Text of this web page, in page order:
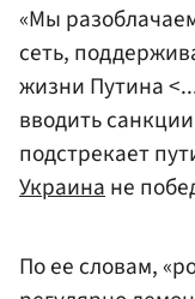
«Мы
сеть,
жизни Путина
вводить
подстрекает
Украинане
По ее словам,